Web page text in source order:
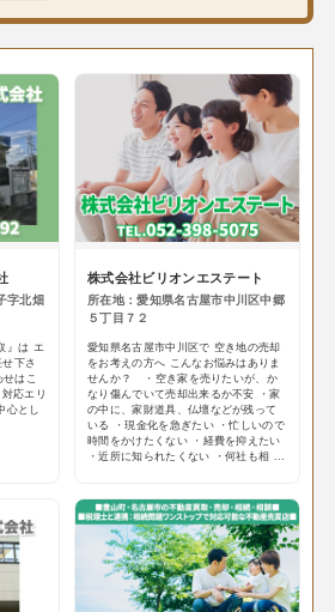
字北畑
』は エ
下さ
はこ
応エリ
心とし
株式会社ビリオンエステート
所在地：愛知県名古屋市中川区中郷
５丁目７２
愛知県名古屋市中川区で 空き地の売却
をお考えの方へ こんなお悩みはありま
せんか？ ・空き家を売りたいが、か
なり傷んでいて売却出来るか不安 ・家
の中に、家財道具、仏壇などが残って
いる ・現金化を急ぎたい ・忙しいので
時間をかけたくない ・経費を抑えたい
・近所に知られたくない ・何社も相 ...